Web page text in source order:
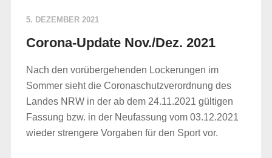
5. DEZEMBER 2021
Corona-Update Nov./Dez. 2021
Nach den vorübergehenden Lockerungen im
Sommer sieht die Coronaschutzverordnung des
Landes NRW in der ab dem 24.11.2021 gültigen
Fassung bzw. in der Neufassung vom 03.12.2021
wieder strengere Vorgaben für den Sport vor.